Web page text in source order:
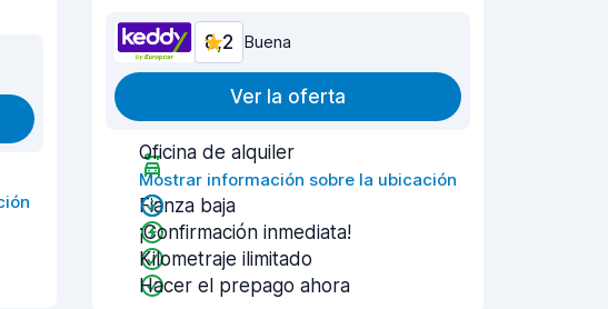
8,2 Buena
Ver la oferta
Oficina de alquiler
Mostrar información sobre la ubicación
Fianza baja
¡Confirmación inmediata!
Kilometraje ilimitado
Hacer el prepago ahora